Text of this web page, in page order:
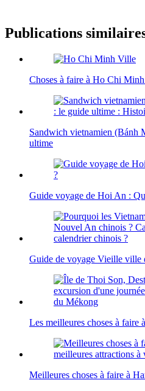
Publications
Choses à faire à Ho Chi
Sandwich vietnamien (Bánh
ultime
Guide voyage de Hoi An :
Guide de voyage Vieille
Les meilleures choses à
Meilleures choses à faire à